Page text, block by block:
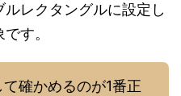
レクタングルに設定し
す。
確かめるのが1番正